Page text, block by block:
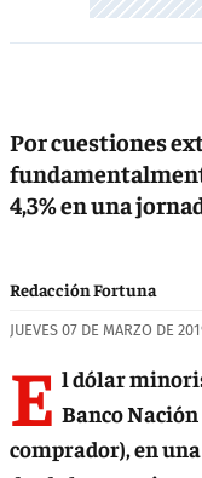
Por cuestiones
4,3% en una
Redacción Fortuna
JUEVES 07 DE MARZO DE
E l dólar
Banco Nación
comprador), en